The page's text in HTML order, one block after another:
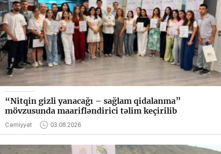
“Nitqin gizli yanacağı – sağlam qidalanma”
mövzusunda maarifləndirici təlim keçirilib
Cəmiyyət 03.08.2026